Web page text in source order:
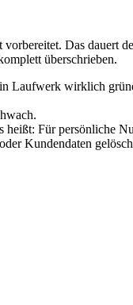
Das dauert
überschrieben.
Laufwerk wirklich
Für persönliche
Kundendaten